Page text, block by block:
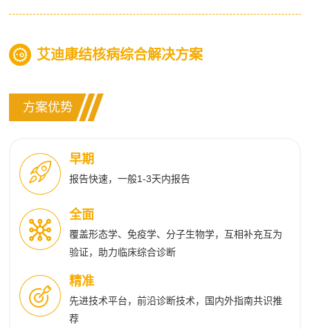
艾迪康结核病综合解决方案
方案优势
早期
报告快速，一般1-3天内报告
全面
覆盖形态学、免疫学、分子生物学，互相补充互为
验证，助力临床综合诊断
精准
先进技术平台，前沿诊断技术，国内外指南共识推
荐